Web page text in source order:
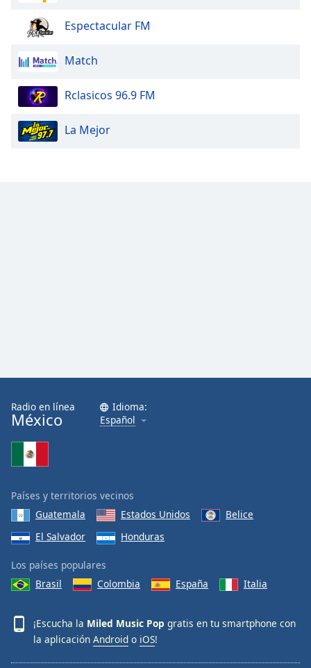
Espectacular FM
Match
Rclasicos 96.9 FM
La Mejor
Radio en línea
México
Idioma:
Español
Países y territorios vecinos
Guatemala
Estados Unidos
Belice
El Salvador
Honduras
Los países populares
Brasil
Colombia España Italia
¡Escucha la Miled Music Pop gratis en tu smartphone con
la aplicación Android o iOS!